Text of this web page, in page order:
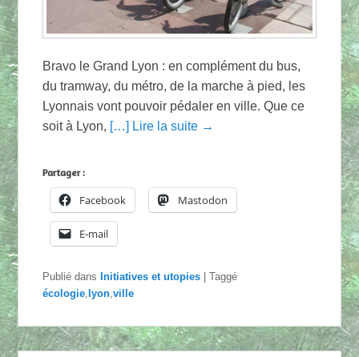
Bravo le Grand Lyon : en complément du bus,
du tramway, du métro, de la marche à pied, les
Lyonnais vont pouvoir pédaler en ville. Que ce
soit à Lyon, […] Lire la suite →
Partager :
Facebook Mastodon
E-mail
Publié dans Initiatives et utopies |Taggé
écologie, lyon,ville